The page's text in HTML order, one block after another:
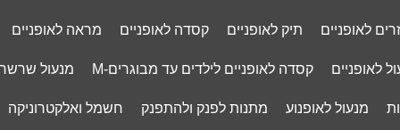
לאופניים תיק לאופניים קסדה לאופניים מראה לאופניים
לאופניים קסדה לאופניים לילדים עד מבוגרים-M מנעול
מנעול לאופנוע מתנות לפנק ולהתפנק חשמל ואלקטרוניקה